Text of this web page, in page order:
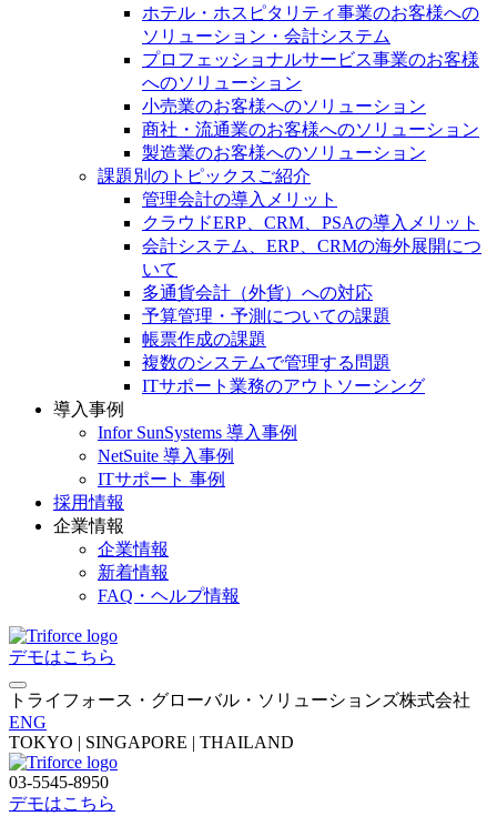
ホテル・ホスピタリティ事業のお客様への
ソリューション・会計システム
プロフェッショナルサービス事業のお客様
へのソリューション
小売業のお客様へのソリューション
商社・流通業のお客様へのソリューション
製造業のお客様へのソリューション
課題別のトピックスご紹介
管理会計の導入メリット
クラウドERP、CRM、PSAの導入メリット
会計システム、ERP、CRMの海外展開につ
いて
多通貨会計（外貨）への対応
予算管理・予測についての課題
帳票作成の課題
複数のシステムで管理する問題
ITサポート業務のアウトソーシング
導入事例
Infor SunSystems 導入事例
NetSuite 導入事例
ITサポート 事例
採用情報
企業情報
企業情報
新着情報
FAQ・ヘルプ情報
デモはこちら
トライフォース・グローバル・ソリューションズ株式会社
ENG
TOKYO | SINGAPORE | THAILAND
03-5545-8950
デモはこちら